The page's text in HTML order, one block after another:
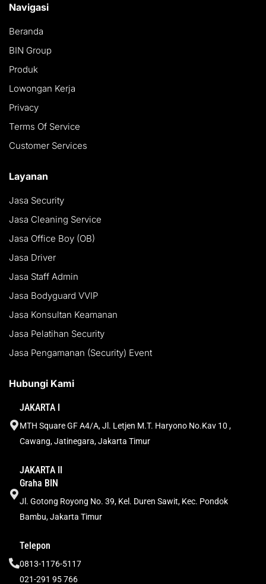
Navigasi
Beranda
BIN Group
Produk
Lowongan Kerja
Privacy
Terms Of Service
Customer Services
Layanan
Jasa Security
Jasa Cleaning Service
Jasa Office Boy (OB)
Jasa Driver
Jasa Staff Admin
Jasa Bodyguard VVIP
Jasa Konsultan Keamanan
Jasa Pelatihan Security
Jasa Pengamanan (Security) Event
Hubungi Kami
JAKARTA I
MTH Square GF A4/A, Jl. Letjen M.T. Haryono No.Kav 10 ,
Cawang, Jatinegara, Jakarta Timur
JAKARTA II
Graha BIN
Jl. Gotong Royong No. 39, Kel. Duren Sawit, Kec. Pondok
Bambu, Jakarta Timur
Telepon
0813-1176-5117
021-291 95 766